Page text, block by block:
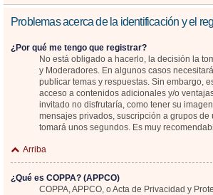
Problemas acerca de la identificación y el
¿Por qué me tengo que registrar?
No está obligado a hacerlo, la decisión la
y Moderadores. En algunos casos
publicar temas y respuestas. Sin embargo,
acceso a contenidos adicionales y/o
invitado no disfrutaría, como tener su
mensajes privados, suscripción a grupos de
tomará unos segundos. Es muy
Arriba
¿Qué es COPPA? (APPCO)
COPPA, APPCO, o Acta de Privacidad y